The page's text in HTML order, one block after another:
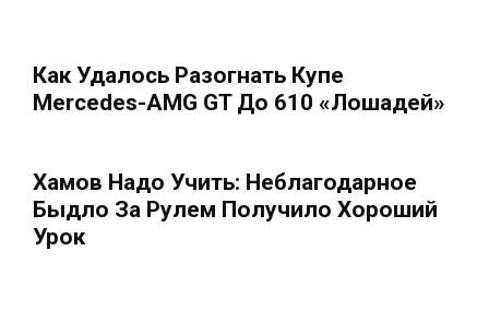
Как Удалось Разогнать Купе
Mercedes-AMG GT До 610 «лошадей»
Хамов Надо Учить: Неблагодарное
Быдло За Рулем Получило Хороший
Урок